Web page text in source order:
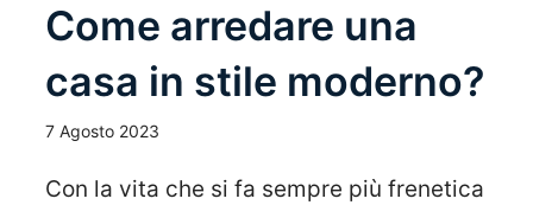
Come arredare una
casa in stile moderno?
7 Agosto 2023
Con la vita che si fa sempre più frenetica